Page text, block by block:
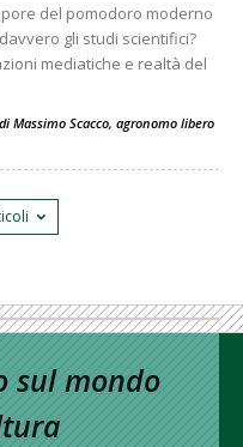
del pomodoro moderno
gli studi scientifici?
mediatiche e realtà del
Massimo Scacco, agronomo libero
sul mondo